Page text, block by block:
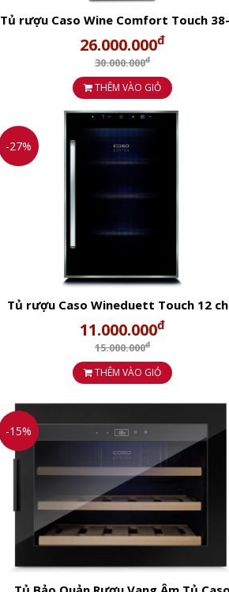
Tủ rượu Caso Wine Comfort Touch
26.000.000đ
30.000.000đ
THÊM VÀO GIỎ
-27%
Tủ rượu Caso Wineduett Touch 12
11.000.000đ
15.000.000đ
THÊM VÀO GIỎ
-15%